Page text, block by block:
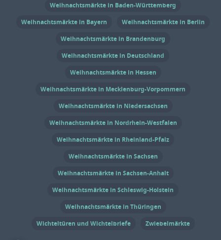
großen Inszenierungen. Ermäßigungen
sind für verschiedene Besuchergruppen
erhältlich. Weitere Informationen zu
Preisen und Ticketkauf […]
Weihnachtsmärkte in Baden-Württemberg
Weihnachtsmärkte in Bayern
Weihnachtsmärkte in Berlin
Weihnachtsmärkte in Brandenburg
Weihnachtsmärkte in Deutschland
Weihnachtsmärkte in Hessen
Weihnachtsmärkte in Mecklenburg-Vorpommern
Weihnachtsmärkte in Niedersachsen
Weihnachtsmärkte in Nordrhein-Westfalen
Weihnachtsmärkte in Rheinland-Pfalz
Weihnachtsmärkte in Sachsen
Weihnachtsmärkte in Sachsen-Anhalt
Weihnachtsmärkte in Schleswig-Holstein
Weihnachtsmärkte in Thüringen
Wichteltüren und Wichtelbriefe
Zwiebelmärkte